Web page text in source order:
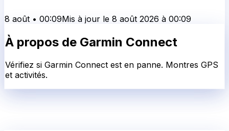
8 août • 00:09Mis à jour le 8 août 2026 à 00:09
À propos de Garmin Connect
Vérifiez si Garmin Connect est en panne. Montres GPS
et activités.